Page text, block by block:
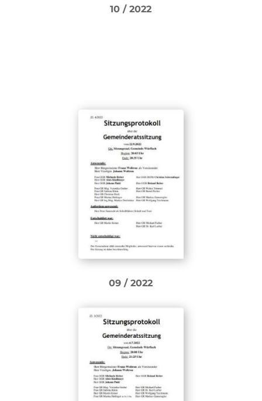
10 / 2022
09 / 2022